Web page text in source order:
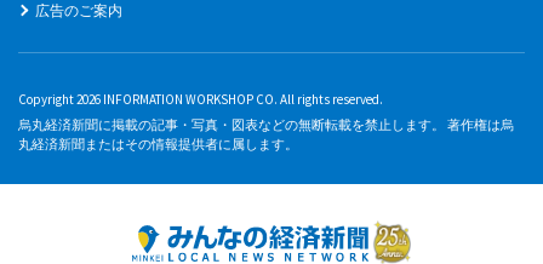
広告のご案内
Copyright 2026 INFORMATION WORKSHOP CO. All rights reserved.
烏丸経済新聞に掲載の記事・写真・図表などの無断転載を禁止します。 著作権は烏
丸経済新聞またはその情報提供者に属します。